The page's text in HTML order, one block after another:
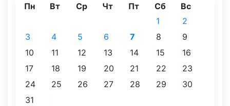
Пн Вт Ср Чт Пт Сб Вс
1
2
3
4 5 6 7 8
9
10
11 12 13 14 15
16
17
18 19 20 21 22
23
24
25 26 27 28 29
30
31